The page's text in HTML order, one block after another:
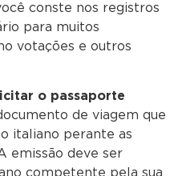
conste nos registros
para muitos
votações e outros
o passaporte
de viagem que
italiano perante as
emissão deve ser
competente pela sua